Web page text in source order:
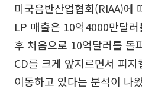
미국음반산업협회(RIAA)에
LP 매출은 10억4000만달
후 처음으로 10억달러를 돌
CD를 크게 앞지르면서 피
이동하고 있다는 분석이 나